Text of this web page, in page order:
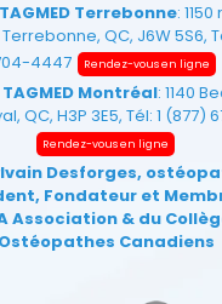
Terrebonne:
QC, J6W 5S6,
4447
Rendez-vous en ligne
Montréal: 1140
QC, H3P 3E5, Tél: 1 (877)
Rendez-vous en ligne
Desforges,
Fondateur et
Association & du
Ostéopathes Canadiens